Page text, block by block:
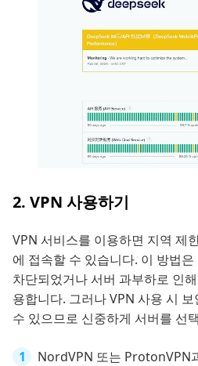
2. VPN 사용하기
VPN 서비스를 이용하면 지역 제
에 접속할 수 있습니다. 이 방법
차단되었거나 서버 과부하로 인
용합니다. 그러나 VPN 사용 시
수 있으므로 신중하게 서버를 선
NordVPN 또는 ProtonVPN